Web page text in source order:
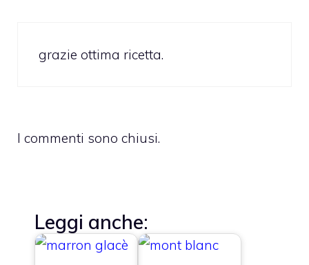
grazie ottima ricetta.
I commenti sono chiusi.
Leggi anche: